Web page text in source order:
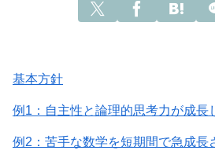
基本方針
例1：自主性と論理的思考力が成長
例2：苦手な数学を短期間で急成長